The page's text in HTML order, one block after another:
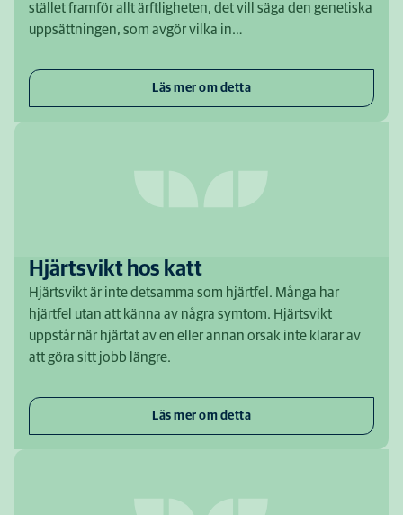
stället framför allt ärftligheten, det vill säga den genetiska
uppsättningen, som avgör vilka in…
Läs mer om detta
Hjärtsvikt hos katt
Hjärtsvikt är inte detsamma som hjärtfel. Många har
hjärtfel utan att känna av några symtom. Hjärtsvikt
uppstår när hjärtat av en eller annan orsak inte klarar av
att göra sitt jobb längre.
Läs mer om detta